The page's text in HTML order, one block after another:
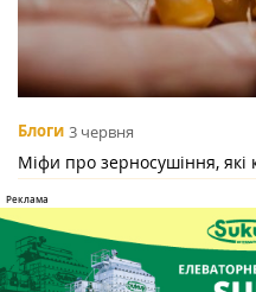
Блоги 3 червня
Міфи про зерносушіння,